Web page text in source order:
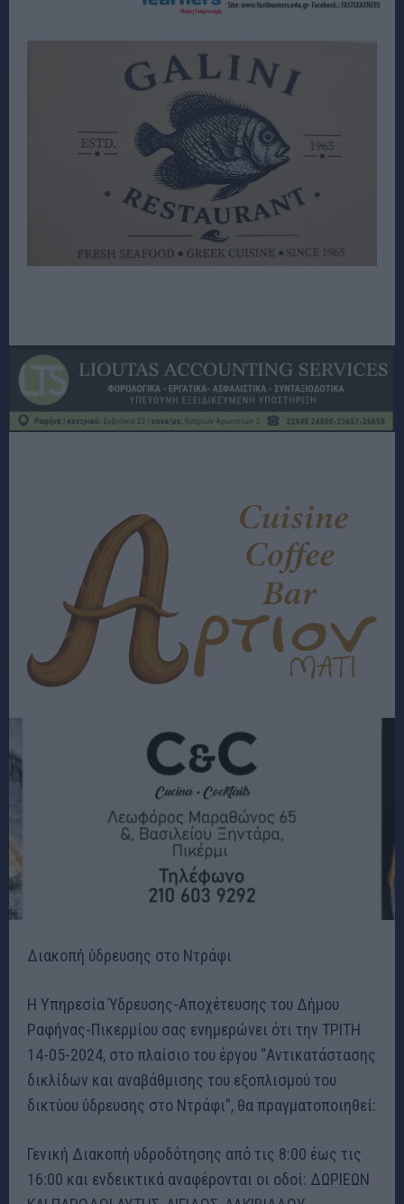
Διακοπή ύδρευσης στο Ντράφι
Η Υπηρεσία Ύδρευσης-Αποχέτευσης του Δήμου
Ραφήνας-Πικερμίου σας ενημερώνει ότι την ΤΡΙΤΗ
14-05-2024, στο πλαίσιο του έργου “Αντικατάστασης
δικλίδων και αναβάθμισης του εξοπλισμού του
δικτύου ύδρευσης στο Ντράφι”, θα πραγματοποιηθεί:
Γενική Διακοπή υδροδότησης από τις 8:00 έως τις
16:00 και ενδεικτικά αναφέρονται οι οδοί: ΔΩΡΙΕΩΝ